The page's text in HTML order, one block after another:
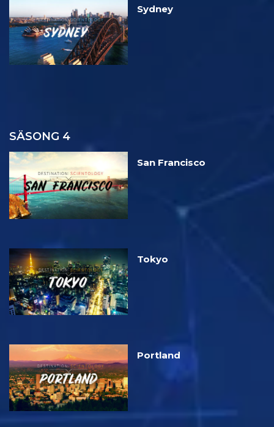
Sydney
SÄSONG 4
San Francisco
Tokyo
Portland